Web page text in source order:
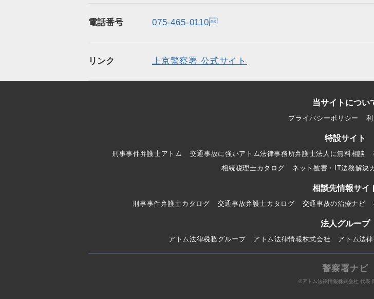
電話番号 075-465-0110
リンク 上京警察署 公式サイト
当サイトについ
プライバシーポリシー
特設サイト
刑事事件弁護士アトム 交通事故に強いアトム法律事務所弁護士法人に無料相談
相続税理士カタログ
ネット被害・IT法務解決
相談先情報サイ
刑事事件弁護士カタログ 交通事故弁護士カタログ 交通事故の治療ナビ
法人グループ
アトム法律税務グループ アトム法律情報株式会社 アトム法
警察署ナビ
©アトム法律情報株式会社 代表